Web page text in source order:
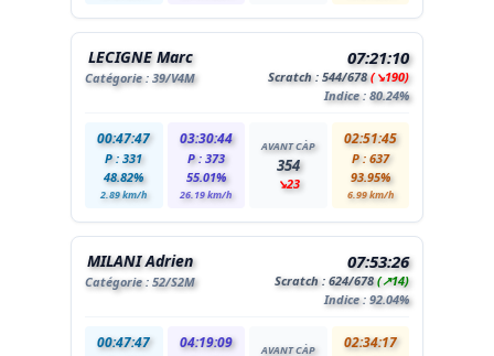
LECIGNE Marc
Catégorie : 39/V4M
07:21:10
Scratch : 544/678(↘190)
Indice : 80.24%
00:47:47
P : 331
48.82%
2.89 km/h
03:30:44
P : 373
55.01%
26.19 km/h
AVANT CÀP
354
↘23
02:51:45
P : 637
93.95%
6.99 km/h
MILANI Adrien
Catégorie : 52/S2M
07:53:26
Scratch : 624/678(↗14)
Indice : 92.04%
00:47:47 04:19:09 AVANT CÀP 02:34:17